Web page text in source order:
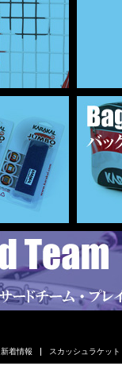
新着情報 スカッシュラケット